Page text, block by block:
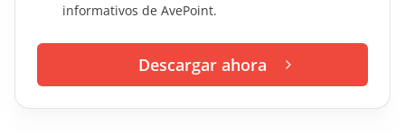
informativos de AvePoint.
Descargar ahora